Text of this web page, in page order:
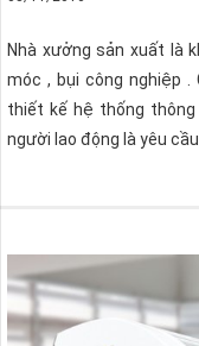
Nhà xưởng sản xuất là
móc , bụi công nghiệp
thiết kế hệ thống
người lao động là yêu